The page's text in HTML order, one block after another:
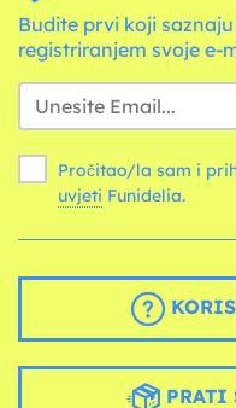
Budite prvi koji
registriranjem svoje e-
Pročitao/la sam i
uvjeti Funidelia.
PRATI